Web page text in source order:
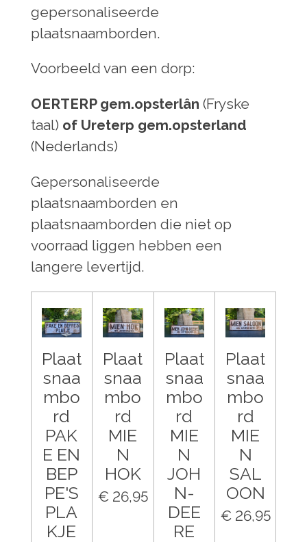
gepersonaliseerde
plaatsnaamborden.
Voorbeeld van een dorp:
OERTERP gem.opsterlân (Fryske
taal) of Ureterp gem.opsterland
(Nederlands)
Gepersonaliseerde
plaatsnaamborden en
plaatsnaamborden die niet op
voorraad liggen hebben een
langere levertijd.
Plaat
snaa
mbo
rd
PAK
E EN
BEP
PE'S
PLA
KJE
Plaat
snaa
mbo
rd
MIE
N
HOK
€ 26,95
Plaat
snaa
mbo
rd
MIE
N
JOH
N-
DEE
RE
Plaat
snaa
mbo
rd
MIE
N
SAL
OON
€ 26,95